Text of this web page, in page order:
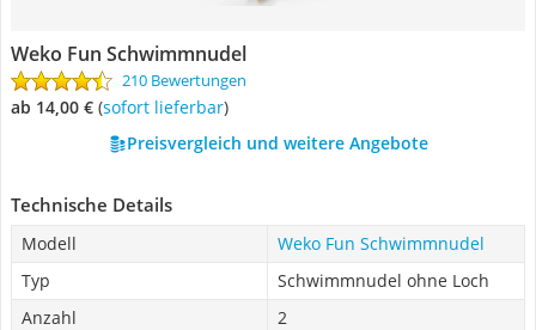
Weko Fun Schwimmnudel
210 Bewertungen
ab 14,00 € ( Sofort lieferbar)
Preisvergleich und weitere Angebote
Technische Details
Modell
Weko Fun Schwimmnudel
Typ
Schwimmnudel ohne Loch
Anzahl
2